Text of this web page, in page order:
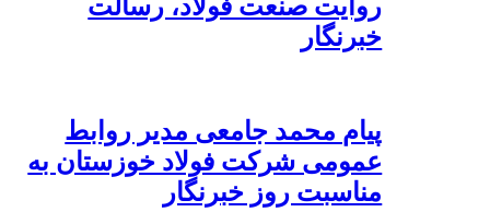
روایت صنعت فولاد،‌ رسالت
خبرنگار
پیام محمد جامعی مدیر روابط
عمومی شرکت فولاد خوزستان به
مناسبت روز خبرنگار